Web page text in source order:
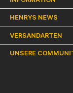
HENRYS NEWS
VERSANDARTEN
UNSERE